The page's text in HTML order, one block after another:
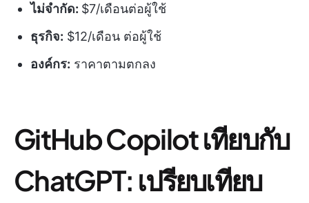
ไม่จำกัด: $7/เดือนต่อผู้ใช้
ธุรกิจ: $12/เดือน ต่อผู้ใช้
องค์กร: ราคาตามตกลง
GitHub Copilot เทียบกับ
ChatGPT: เปรียบเทียบ